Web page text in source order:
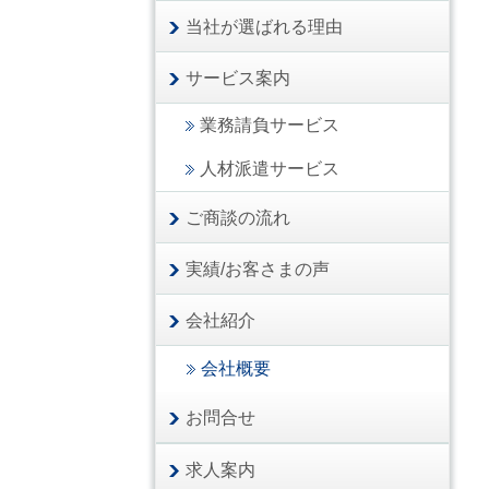
当社が選ばれる理由
サービス案内
業務請負サービス
人材派遣サービス
ご商談の流れ
実績/お客さまの声
会社紹介
会社概要
お問合せ
求人案内